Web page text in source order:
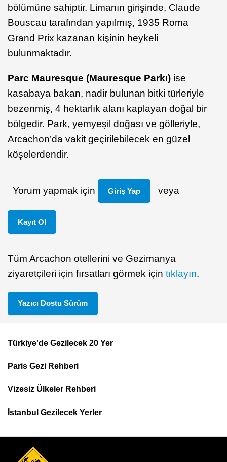
bölümüne sahiptir. Limanın girişinde, Claude
Bouscau tarafından yapılmış, 1935 Roma
Grand Prix kazanan kişinin heykeli
bulunmaktadır.
Parc Mauresque (Mauresque Parkı) ise
kasabaya bakan, nadir bulunan bitki türleriyle
bezenmiş, 4 hektarlık alanı kaplayan doğal bir
bölgedir. Park, yemyeşil doğası ve gölleriyle,
Arcachon’da vakit geçirilebilecek en güzel
köşelerdendir.
Yorum yapmak için Giriş Yap veya
Kayıt Ol
Tüm Arcachon otellerini ve Gezimanya
ziyaretçileri için fırsatları görmek için tıklayın.
Yazıcı Dostu Sürüm
Top
Menu
Türkiye'de Gezilecek 20 Yer
Paris Gezi Rehberi
Vizesiz Ülkeler Rehberi
İstanbul Gezilecek Yerler